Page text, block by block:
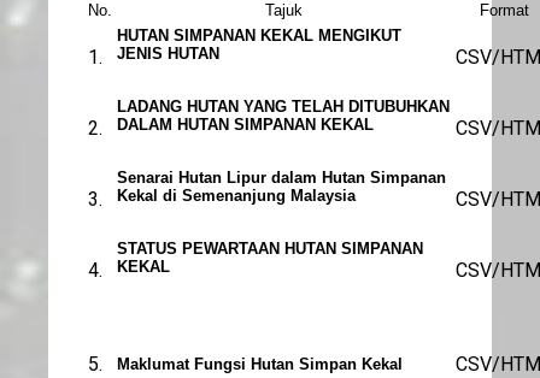
No. Tajuk Format
1.
HUTAN SIMPANAN KEKAL MENGIKUT
JENIS HUTAN
CSV/
2.
LADANG HUTAN YANG TELAH DITUBUHKAN
DALAM HUTAN SIMPANAN KEKAL
CSV/
3.
Senarai Hutan Lipur dalam Hutan Simpanan
Kekal di Semenanjung Malaysia
CSV/
4.
STATUS PEWARTAAN HUTAN SIMPANAN
KEKAL
CSV/
5. Maklumat Fungsi Hutan Simpan Kekal CSV/